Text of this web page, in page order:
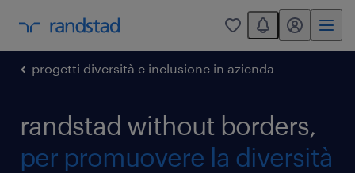
0
You have 0
my randstad
progetti diversità e inclusione in azienda
randstad without borders,
per promuovere la diversità